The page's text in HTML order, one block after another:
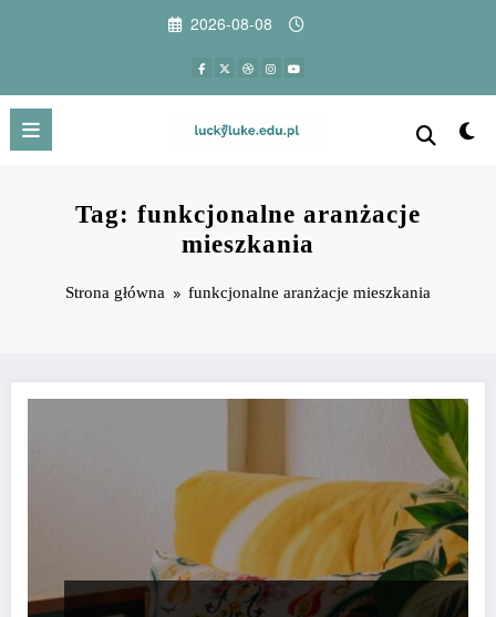
2026-08-08
Tag: funkcjonalne aranżacje
mieszkania
Strona główna funkcjonalne aranżacje mieszkania